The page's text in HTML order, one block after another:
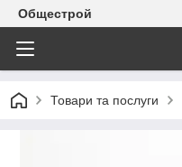
Общестрой
Товари та послуги